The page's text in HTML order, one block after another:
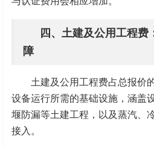
四、土建及公用工程费
障
土建及公用工程费占总报价
设备运行所需的基础设施，涵盖
堰防漏等土建工程，以及蒸汽、
接入。